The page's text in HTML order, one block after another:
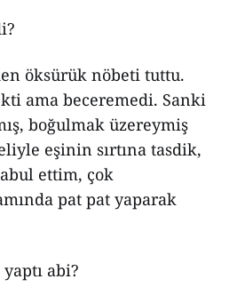
öksürük nöbeti tuttu.
ama beceremedi. Sanki
boğulmak üzereymiş
eşinin sırtına tasdik,
ettim, çok
pat pat yaparak
abi?